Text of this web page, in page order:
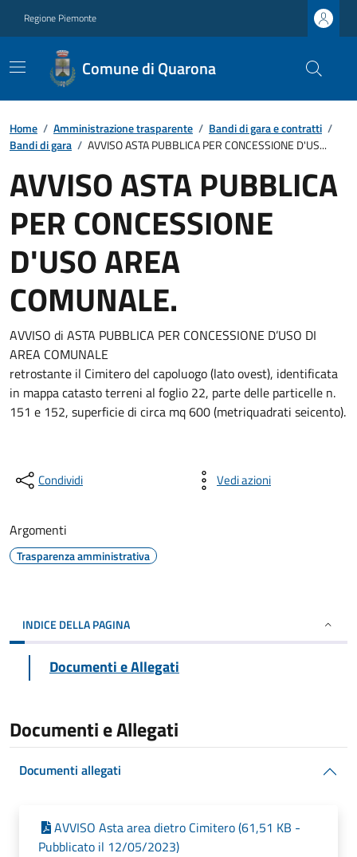
Regione Piemonte
Comune di Quarona
Home / Amministrazione trasparente / Bandi di gara e contratti /
Bandi di gara / AVVISO ASTA PUBBLICA PER CONCESSIONE D'US...
AVVISO ASTA PUBBLICA
PER CONCESSIONE
D'USO AREA
COMUNALE.
AVVISO di ASTA PUBBLICA PER CONCESSIONE D’USO DI
AREA COMUNALE
retrostante il Cimitero del capoluogo (lato ovest), identificata
in mappa catasto terreni al foglio 22, parte delle particelle n.
151 e 152, superficie di circa mq 600 (metriquadrati seicento).
Condividi Vedi azioni
Argomenti
Trasparenza amministrativa
INDICE DELLA PAGINA
Documenti e Allegati
Documenti e Allegati
Documenti allegati
AVVISO Asta area dietro Cimitero (61,51 KB -
Pubblicato il 12/05/2023)